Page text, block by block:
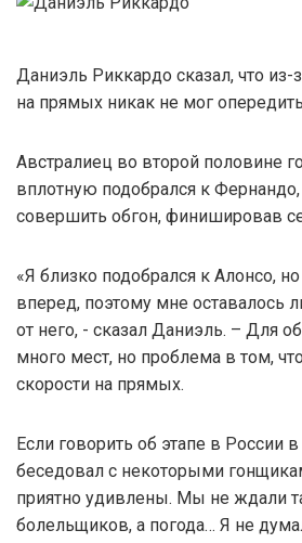
Даниэль Риккардо сказал, что из-
на прямых никак не мог
Австралиец во второй половине
вплотную подобрался к
совершить обгон, финишировав
«Я близко подобрался к Алонсо,
вперед, поэтому мне оставалось
от него, - сказал Даниэль. – Для
много мест, но проблема в том,
скорости на прямых.
Если говорить об этапе в России
беседовал с некоторыми
приятно удивлены. Мы не ждали
болельщиков, а погода… Я не